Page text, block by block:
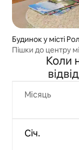
Будинок у місті
Пішки до центру
домашнімиКоли
Місяць
Січ.